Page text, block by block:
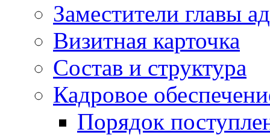
Заместители главы
Визитная карточка
Состав и структура
Кадровое
Порядок